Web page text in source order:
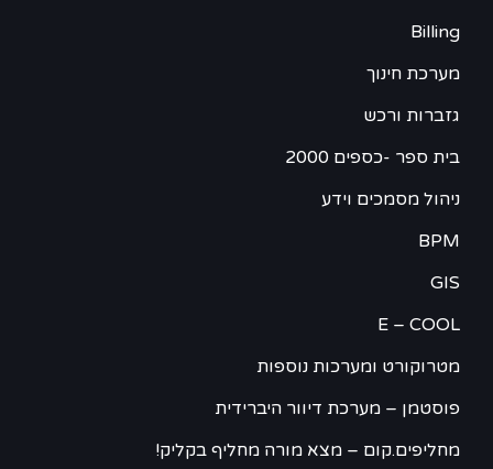
Billing
מערכת חינוך
גזברות ורכש
בית ספר -כספים 2000
ניהול מסמכים וידע
BPM
GIS
E – COOL
מטרוקורט ומערכות נוספות
פוסטמן – מערכת דיוור היברידית
מחליפים.קום – מצא מורה מחליף בקליק!